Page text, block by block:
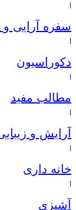
|
سفره آرایی و
|
دکوراسیون
|
مطالب مفید
|
آرایش و
|
خانه داری
|
آشپزی